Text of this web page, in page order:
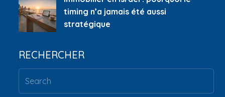
timing n’a jamais été aussi
stratégique
RECHERCHER